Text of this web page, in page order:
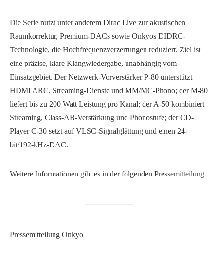
Die Serie nutzt unter anderem Dirac Live zur akustischen
Raumkorrektur, Premium-DACs sowie Onkyos DIDRC-
Technologie, die Hochfrequenzverzerrungen reduziert. Ziel ist
eine präzise, klare Klangwiedergabe, unabhängig vom
Einsatzgebiet. Der Netzwerk-Vorverstärker P-80 unterstützt
HDMI ARC, Streaming-Dienste und MM/MC-Phono; der M-80
liefert bis zu 200 Watt Leistung pro Kanal; der A-50 kombiniert
Streaming, Class-AB-Verstärkung und Phonostufe; der CD-
Player C-30 setzt auf VLSC-Signalglättung und einen 24-
bit/192-kHz-DAC.
Weitere Informationen gibt es in der folgenden Pressemitteilung.
Pressemitteilung Onkyo